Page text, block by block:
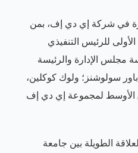
في شركة إي دي إف، بمن
للرئيس التنفيذي
مجلس الإدارة والرئيسة
سولوشنز؛ ولوك كوكلين،
الأوسط لمجموعة إي دي إف
الطويلة بين جامعة